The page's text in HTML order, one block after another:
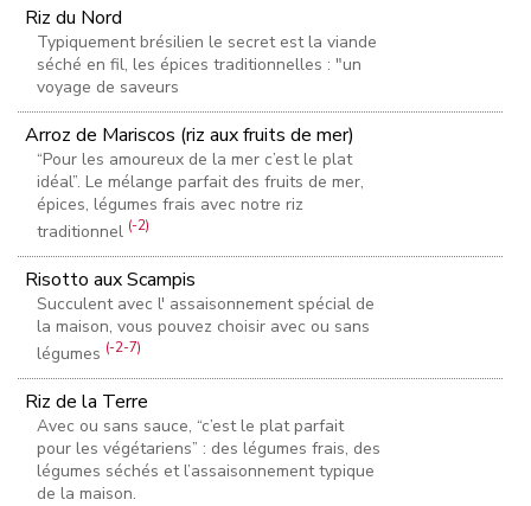
Riz du Nord
Typiquement brésilien le secret est la viande
séché en fil, les épices traditionnelles : "un
voyage de saveurs
Arroz de Mariscos (riz aux fruits de mer)
“Pour les amoureux de la mer c’est le plat
idéal”. Le mélange parfait des fruits de mer,
épices, légumes frais avec notre riz
traditionnel (-2)
Risotto aux Scampis
Succulent avec l' assaisonnement spécial de
la maison, vous pouvez choisir avec ou sans
légumes (-2-7)
Riz de la Terre
Avec ou sans sauce, “c’est le plat parfait
pour les végétariens” : des légumes frais, des
légumes séchés et l’assaisonnement typique
de la maison.